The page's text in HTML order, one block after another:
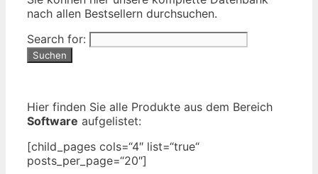
nach allen Bestsellern durchsuchen.
Search for:
Hier finden Sie alle Produkte aus dem Bereich
Software aufgelistet:
[child_pages cols=“4″ list=“true“
posts_per_page=“20″]